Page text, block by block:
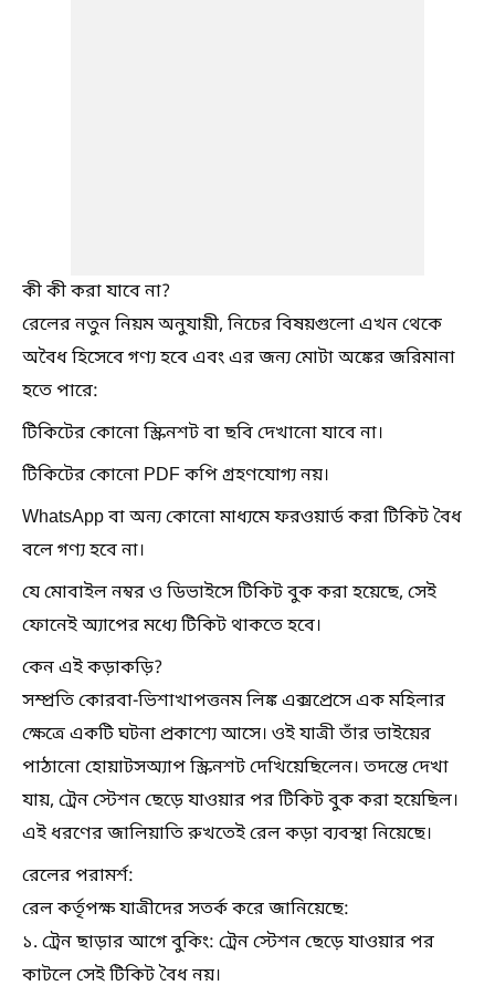
কী কী করা যাবে না?
রেলের নতুন নিয়ম অনুযায়ী, নিচের বিষয়গুলো এখন থেকে
অবৈধ হিসেবে গণ্য হবে এবং এর জন্য মোটা অঙ্কের জরিমানা
হতে পারে:
টিকিটের কোনো স্ক্রিনশট বা ছবি দেখানো যাবে না।
টিকিটের কোনো PDF কপি গ্রহণযোগ্য নয়।
WhatsApp বা অন্য কোনো মাধ্যমে ফরওয়ার্ড করা টিকিট বৈধ
বলে গণ্য হবে না।
যে মোবাইল নম্বর ও ডিভাইসে টিকিট বুক করা হয়েছে, সেই
ফোনেই অ্যাপের মধ্যে টিকিট থাকতে হবে।
কেন এই কড়াকড়ি?
সম্প্রতি কোরবা-ভিশাখাপত্তনম লিঙ্ক এক্সপ্রেসে এক মহিলার
ক্ষেত্রে একটি ঘটনা প্রকাশ্যে আসে। ওই যাত্রী তাঁর ভাইয়ের
পাঠানো হোয়াটসঅ্যাপ স্ক্রিনশট দেখিয়েছিলেন। তদন্তে দেখা
যায়, ট্রেন স্টেশন ছেড়ে যাওয়ার পর টিকিট বুক করা হয়েছিল।
এই ধরণের জালিয়াতি রুখতেই রেল কড়া ব্যবস্থা নিয়েছে।
রেলের পরামর্শ:
রেল কর্তৃপক্ষ যাত্রীদের সতর্ক করে জানিয়েছে:
১. ট্রেন ছাড়ার আগে বুকিং: ট্রেন স্টেশন ছেড়ে যাওয়ার পর
কাটলে সেই টিকিট বৈধ নয়।